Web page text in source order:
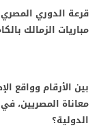
مباريات الزمالك
بين الأرقام وواقع
معاناة المصريين،
الدولية؟